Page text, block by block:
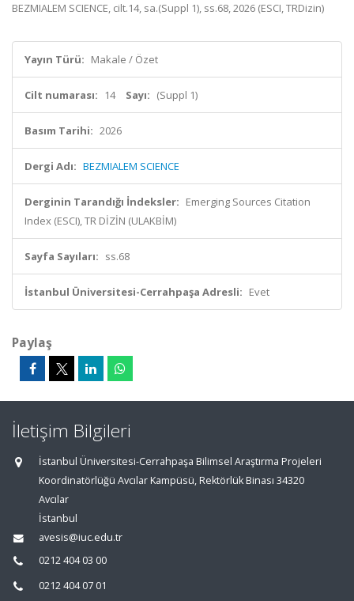
BEZMIALEM SCIENCE, cilt.14, sa.(Suppl 1), ss.68, 2026 (ESCI, TRDizin)
Yayın Türü: Makale / Özet
Cilt numarası: 14 Sayı: (Suppl 1)
Basım Tarihi: 2026
Dergi Adı: BEZMIALEM SCIENCE
Derginin Tarandığı İndeksler: Emerging Sources Citation
Index (ESCI), TR DİZİN (ULAKBİM)
Sayfa Sayıları: ss.68
İstanbul Üniversitesi-Cerrahpaşa Adresli: Evet
Paylaş
İletişim Bilgileri
İstanbul Üniversitesi-Cerrahpaşa Bilimsel Araştırma Projeleri
Koordinatörlüğü Avcılar Kampüsü, Rektörlük Binası 34320
Avcılar
İstanbul
avesis@iuc.edu.tr
0212 404 03 00
0212 404 07 01